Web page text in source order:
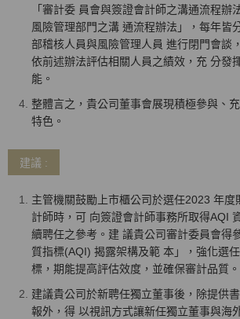
「審計委 員會與簽證會計師之溝通流程辦
風險管理部門之溝 通流程辦法」，每年皆
部稽核人員與風險管理人員 進行閉門會談
依前述辦法評估相關人員之績效，充 分發
能。
整體言之，貴公司董事會展現積極參與、
特色。
建議 :
主管機關鼓勵上市櫃公司於選任2023 年度
計師時，可 向簽證會計師事務所取得AQI
續聘任之參考。建 議貴公司審計委員會得
質指標(AQI) 揭露架構及範 本」，強化選
標，期能提高評估效度，並確保審計品質。
建議貴公司於新聘任獨立董事後，除提供
報外，得 以視訊方式讓新任獨立董事與海